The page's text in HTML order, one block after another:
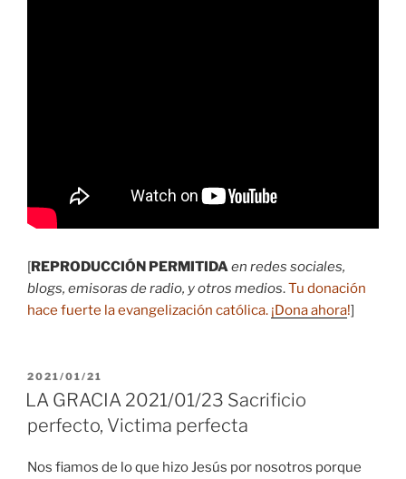
[REPRODUCCIÓN PERMITIDA en redes sociales,
blogs, emisoras de radio, y otros medios.Tu donación
hace fuerte la evangelización católica. ¡Dona ahora!]
PUBLICADO
EL
2021/01/21
LA GRACIA 2021/01/23 Sacrificio
perfecto, Victima perfecta
Nos fiamos de lo que hizo Jesús por nosotros porque